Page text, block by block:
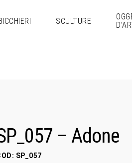
SCULTURE
– Adone
SP_057